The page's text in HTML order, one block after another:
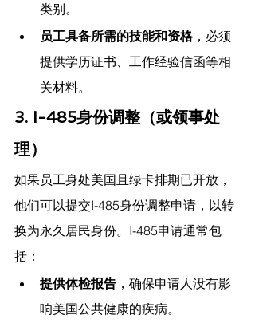
类别。
员工具备所需的技能和资格，必须
提供学历证书、工作经验信函等相
关材料。
3. I-485身份调整（或领事处
理）
如果员工身处美国且绿卡排期已开放，
他们可以提交I-485身份调整申请，以转
换为永久居民身份。I-485申请通常包
括：
提供体检报告 ，确保申请人没有影
响美国公共健康的疾病。